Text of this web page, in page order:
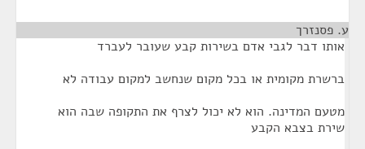
ע. פסנזרך
אותו דבר לגבי אדם בשירות קבע שעובר לעברד
ברשרת מקומית או בכל מקום שנחשב למקום עבודה לא
מטעם המדינה. הוא לא יכול לצרף את התקופה שבה הוא
שירת בצבא הקבע